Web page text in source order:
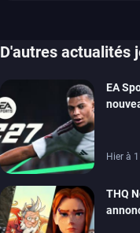
D'autres actualités
EA
Hier à
THQ